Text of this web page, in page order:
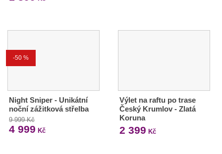
-50 %
Night Sniper - Unikátní
noční zážitková střelba
9 999 Kč
4 999 Kč
Výlet na raftu po trase
Český Krumlov - Zlatá
Koruna
2 399 Kč